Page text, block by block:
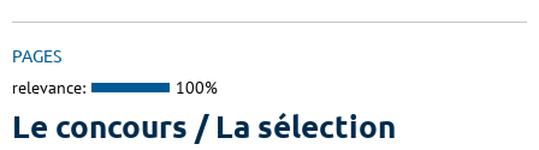
PAGES
relevance: 100%
Le concours / La sélection